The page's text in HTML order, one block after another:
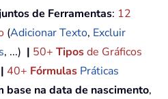
de Ferramentas: 12
(Adicionar Texto, Excluir
, ...) | 50+ Tiposde Gráficos
| 40+ Fórmulas Práticas
base na data de nascimento,